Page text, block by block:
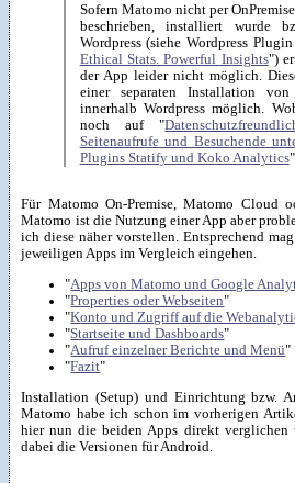
Sofern Matomo nicht per
beschrieben, installiert wurde
Wordpress (siehe Wordpress
Ethical Stats. Powerful Insights")
der App leider nicht möglich.
einer separaten Installation
innerhalb Wordpress möglich.
noch auf "
Seitenaufrufe und Besuchende
Plugins Statify und Koko Analytics
Für Matomo On-Premise, Matomo Cloud
Matomo ist die Nutzung einer App aber
ich diese näher vorstellen. Entsprechend
jeweiligen Apps im Vergleich eingehen.
"Apps von Matomo und Google
"Properties oder Webseiten"
"Konto und Zugriff auf die
"Startseite und Dashboards"
"Aufruf einzelner Berichte und Menü"
"Fazit"
Installation (Setup) und Einrichtung bzw.
Matomo habe ich schon im vorherigen
hier nun die beiden Apps direkt verglichen
dabei die Versionen für Android.